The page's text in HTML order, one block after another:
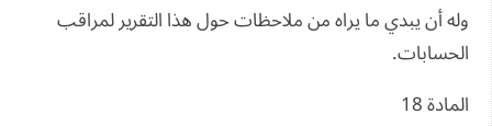
وله أن يبدي ما يراه من ملاحظات حول هذا التقرير لمراقب
الحسابات.
المادة 18